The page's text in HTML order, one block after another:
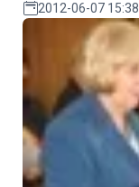
2012-06-07 15:38